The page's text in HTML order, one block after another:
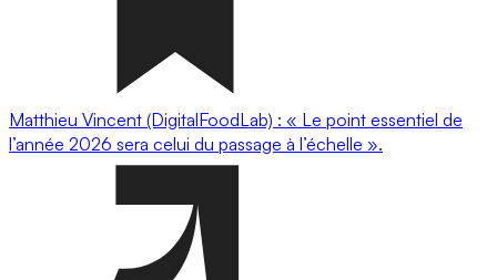
Matthieu Vincent (DigitalFoodLab) : « Le point essentiel de
l’année 2026 sera celui du passage à l’échelle ».